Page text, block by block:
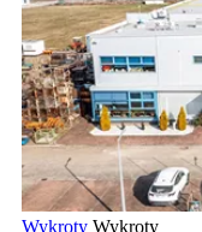
Wykroty Wykroty